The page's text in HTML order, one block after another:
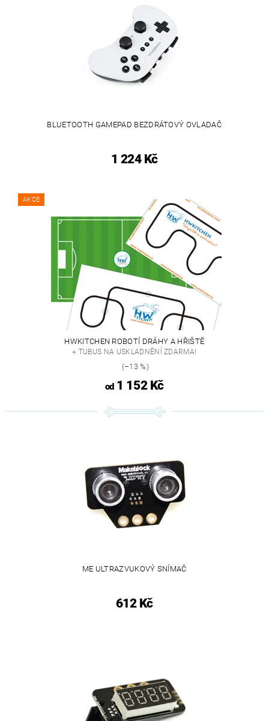
BLUETOOTH GAMEPAD BEZDRÁTOVÝ OVLADAČ
1 224 Kč
AKCE
HWKITCHEN ROBOTÍ DRÁHY A HŘIŠTĚ
+ TUBUS NA USKLADNĚNÍ ZDARMA!
(–13 %)
od1 152 Kč
ME ULTRAZVUKOVÝ SNÍMAČ
612 Kč